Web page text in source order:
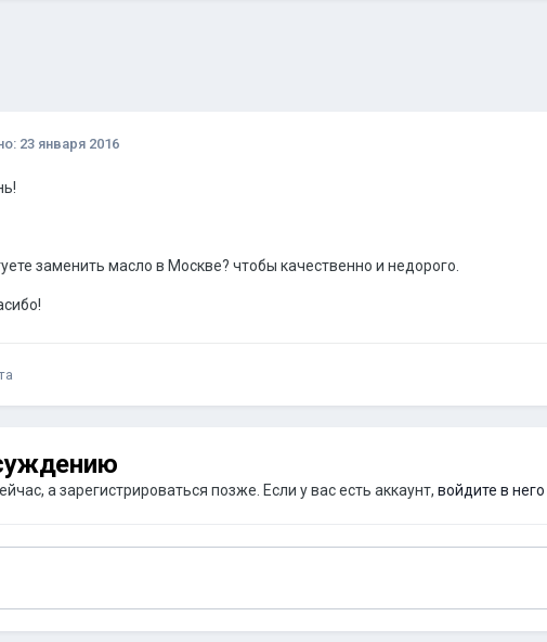
23 января 2016
заменить масло в Москве? чтобы качественно и недорого.
а зарегистрироваться позже. Если у вас есть аккаунт, войдите в него